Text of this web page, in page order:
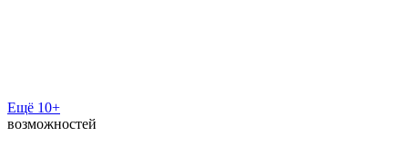
Ещё 10+
возможностей